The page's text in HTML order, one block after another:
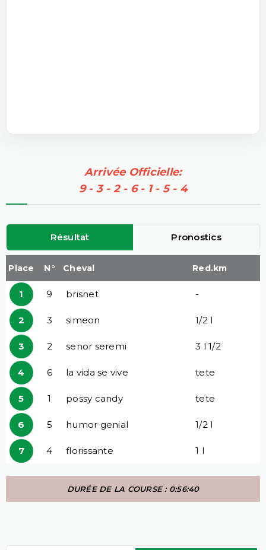
Arrivée Officielle:
9 - 3 - 2 - 6 - 1 - 5 - 4
Résultat Pronostics
Place N° Cheval Red.km
1 9 brisnet -
2 3 simeon 1/2 l
3 2 senor seremi 3 l 1/2
4 6 la vida se vive tete
5 1 possy candy tete
6 5 humor genial 1/2 l
7 4 florissante 1 l
DURÉE DE LA COURSE : 0:56:40